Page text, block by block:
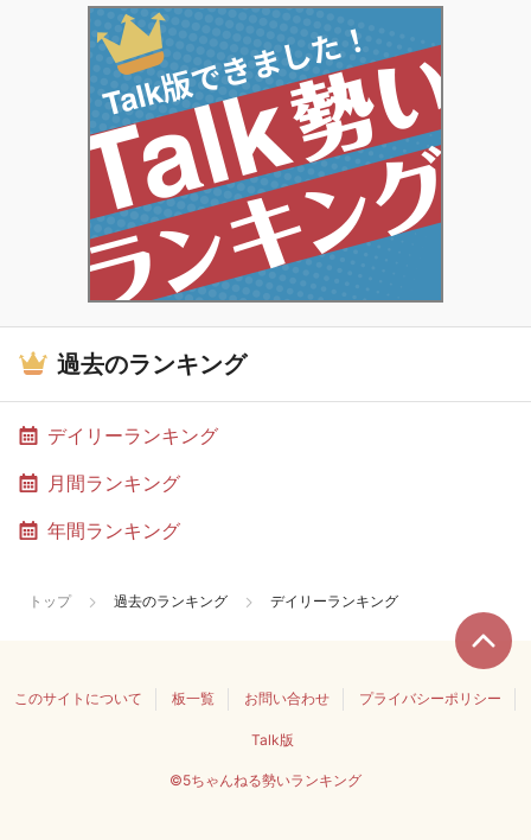
過去のランキング
デイリーランキング
月間ランキング
年間ランキング
トップ 過去のランキング デイリーランキング
このサイトについて 板一覧 お問い合わせ プライバシーポリシー
Talk版
©5ちゃんねる勢いランキング